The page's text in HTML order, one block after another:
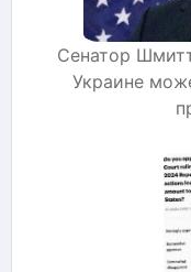
Сенатор
Украине